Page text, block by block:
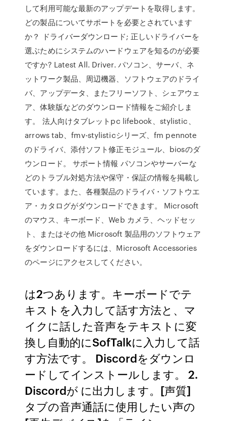
して利用可能な最新のアップデートを取得します。
どの製品についてサポートを必要とされています
か？ ドライバーダウンロード; 正しいドライバーを
選ぶためにシステムのハードウェアを知るのが必要
ですか? Latest All. Driver. パソコン、サーバ、ネ
ットワーク製品、周辺機器、ソフトウェアのドライ
バ、アップデータ、またフリーソフト、シェアウェ
ア、体験版などのダウンロード情報をご紹介しま
す。 法人向けタブレットpc lifebook、stylistic、
arrows tab、fmv-stylisticシリーズ、fm pennote
のドライバ、添付ソフト修正モジュール、biosのダ
ウンロード。 サポート情報 パソコンやサーバーな
どのトラブル対処方法や保守・保証の情報を掲載し
ています。また、各種製品のドライバ・ソフトウエ
ア・カタログがダウンロードできます。 Microsoft
のマウス、キーボード、Web カメラ、ヘッドセッ
ト、またはその他 Microsoft 製品用のソフトウェア
をダウンロードするには、Microsoft Accessories
のページにアクセスしてください。
は2つあります。キーボードでテ
キストを入力して話す方法と、マ
イクに話した音声をテキストに変
換し自動的にSofTalkに入力して話
す方法です。 Discordをダウンロ
ードしてインストールします。 2.
Discordが に出力します。[声質]
タブの音声通話に使用したい声の